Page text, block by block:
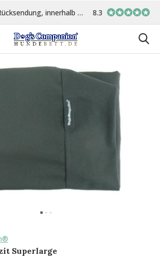
Vor 15:00 Uhr bestellt, am gleichen Tag versand
8.3
Superlarge